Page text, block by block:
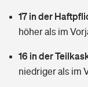
Wer versichert
Zur Übersicht
Reiseversicherung
Zur Übersicht
Tools
17 in der
höher als im
16 in der
niedriger als im